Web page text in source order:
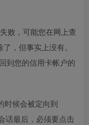
败，可能您在网上查
，但事实上没有。
到您的信用卡帐户的
时候会被定向到
话最后，必须要点击